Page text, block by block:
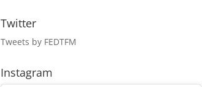
Twitter
Tweets by FEDTFM
Instagram